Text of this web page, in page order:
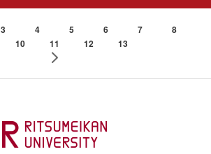
3 4 5 6 7
8
10 11 12 13